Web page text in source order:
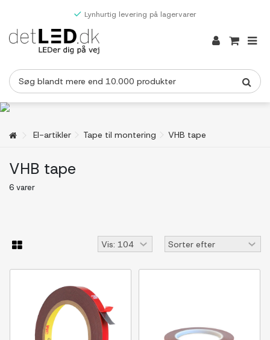
Lynhurtig levering på lagervarer
El-artikler Tape til montering VHB tape
VHB tape
6 varer